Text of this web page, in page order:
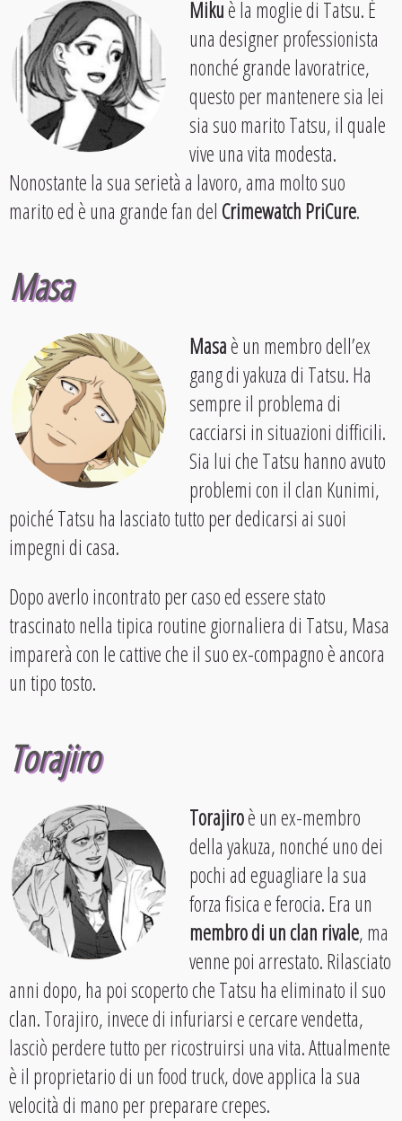
Mikuè la moglie di Tatsu. È
una designer professionista
nonché grande lavoratrice,
questo per mantenere sia lei
sia suo marito Tatsu, il quale
vive una vita modesta.
Nonostante la sua serietà a lavoro, ama molto suo
marito ed è una grande fan delCrimewatch PriCure.
Masa
Masaè un membro dell’ex
gang di yakuza di Tatsu. Ha
sempre il problema di
cacciarsi in situazioni difficili.
Sia lui che Tatsu hanno avuto
problemi con il clan Kunimi,
poiché Tatsu ha lasciato tutto per dedicarsi ai suoi
impegni di casa.
Dopo averlo incontrato per caso ed essere stato
trascinato nella tipica routine giornaliera di Tatsu, Masa
imparerà con le cattive che il suo ex-compagno è ancora
un tipo tosto.
Torajiro
Torajiroè un ex-membro
della yakuza, nonché uno dei
pochi ad eguagliare la sua
forza fisica e ferocia. Era un
membro di un clan rivale, ma
venne poi arrestato. Rilasciato
anni dopo, ha poi scoperto che Tatsu ha eliminato il suo
clan. Torajiro, invece di infuriarsi e cercare vendetta,
lasciò perdere tutto per ricostruirsi una vita. Attualmente
è il proprietario di un food truck, dove applica la sua
velocità di mano per preparare crepes.